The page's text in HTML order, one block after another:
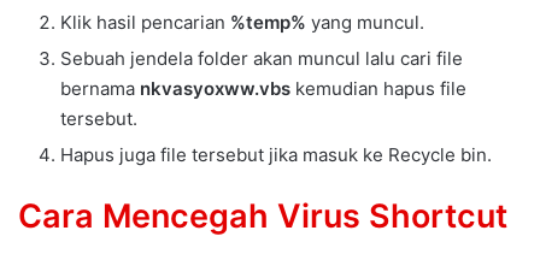
Klik hasil pencarian %temp% yang muncul.
Sebuah jendela folder akan muncul lalu cari file
bernama nkvasyoxww.vbs kemudian hapus file
tersebut.
Hapus juga file tersebut jika masuk ke Recycle bin.
Cara Mencegah Virus Shortcut